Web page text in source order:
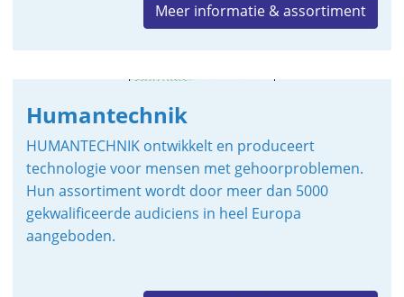
Meer informatie & assortiment
Humantechnik
HUMANTECHNIK ontwikkelt en produceert
technologie voor mensen met gehoorproblemen.
Hun assortiment wordt door meer dan 5000
gekwalificeerde audiciens in heel Europa
aangeboden.